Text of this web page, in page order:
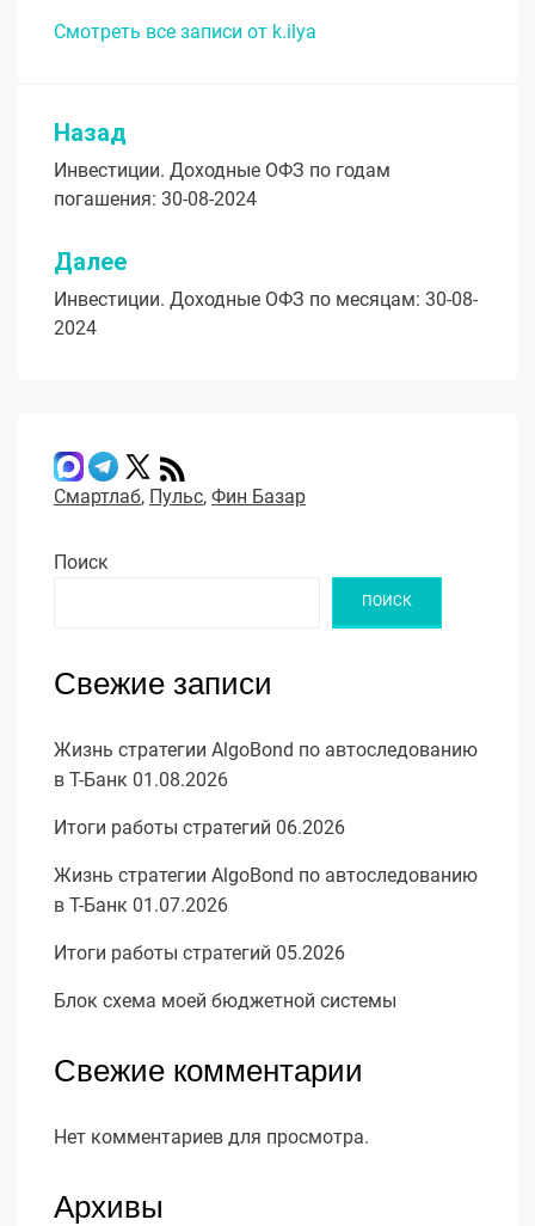
Смотреть все записи от k.ilya
Навигация
по
записям
Назад
Инвестиции. Доходные ОФЗ по годам
погашения: 30-08-2024
Далее
Инвестиции. Доходные ОФЗ по месяцам: 30-08-
2024
Смартлаб, Пульс, Фин Базар
Поиск
ПОИСК
Свежие записи
Жизнь стратегии AlgoBond по автоследованию
в Т-Банк 01.08.2026
Итоги работы стратегий 06.2026
Жизнь стратегии AlgoBond по автоследованию
в Т-Банк 01.07.2026
Итоги работы стратегий 05.2026
Блок схема моей бюджетной системы
Свежие комментарии
Нет комментариев для просмотра.
Архивы